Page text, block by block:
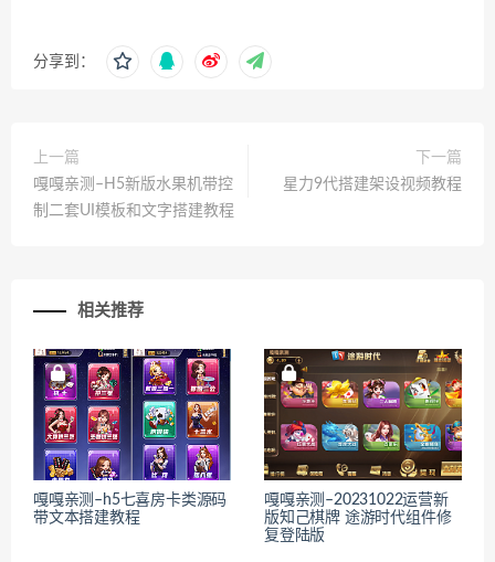
分享到：
上一篇
嘎嘎亲测–H5新版水果机带控
制二套UI模板和文字搭建教程
下一篇
星力9代搭建架设视频教程
相关推荐
嘎嘎亲测–h5七喜房卡类源码
带文本搭建教程
嘎嘎亲测–20231022运营新
版知己棋牌 途游时代组件修
复登陆版